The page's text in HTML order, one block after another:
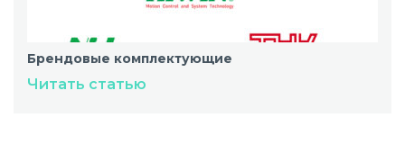
Брендовые комплектующие
Читать статью